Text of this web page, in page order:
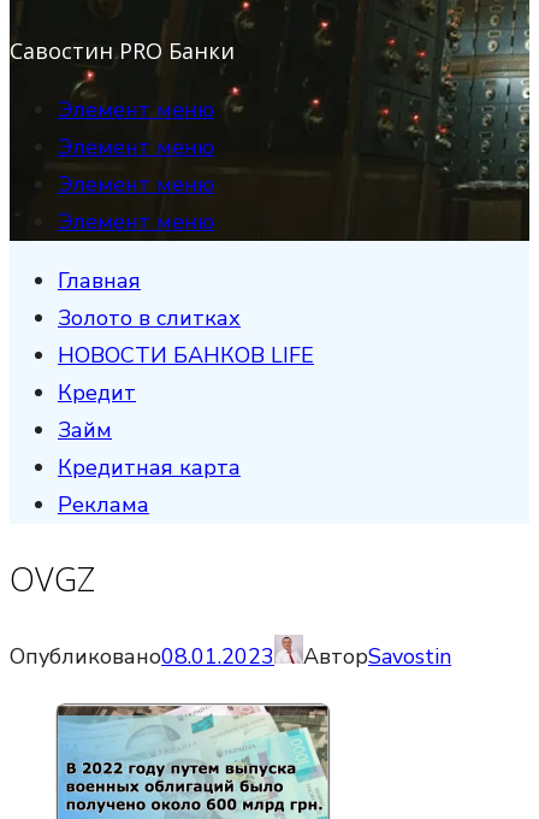
Савостин PRO Банки
Элемент меню
Элемент меню
Элемент меню
Элемент меню
Главная
Золото в слитках
НОВОСТИ БАНКОВ LIFE
Кредит
Займ
Кредитная карта
Реклама
OVGZ
Опубликовано08.01.2023 АвторSavostin